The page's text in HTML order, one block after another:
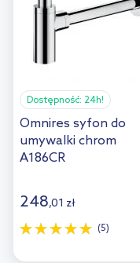
Dostępność: 24h!
Omnires syfon do
umywalki chrom
A186CR
248,01 zł
(5)